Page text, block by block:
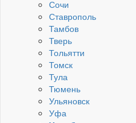
Сочи
Ставрополь
Тамбов
Тверь
Тольятти
Томск
Тула
Тюмень
Ульяновск
Уфа